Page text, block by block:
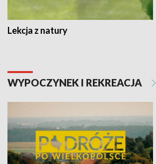
Lekcja z natury
WYPOCZYNEK I REKREACJA